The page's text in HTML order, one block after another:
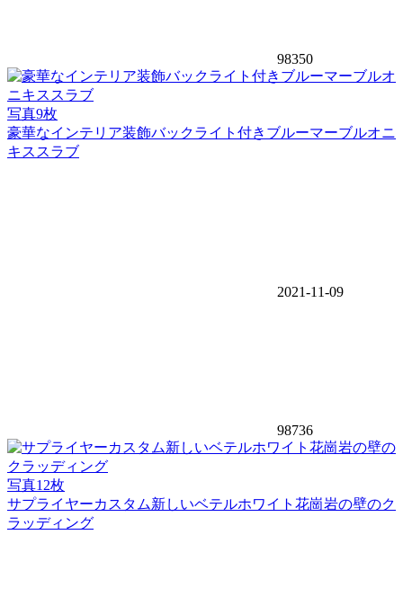
98350
写真9枚
豪華なインテリア装飾バックライト付きブルーマーブルオニ
キススラブ
2021-11-09
98736
写真12枚
サプライヤーカスタム新しいベテルホワイト花崗岩の壁のク
ラッディング